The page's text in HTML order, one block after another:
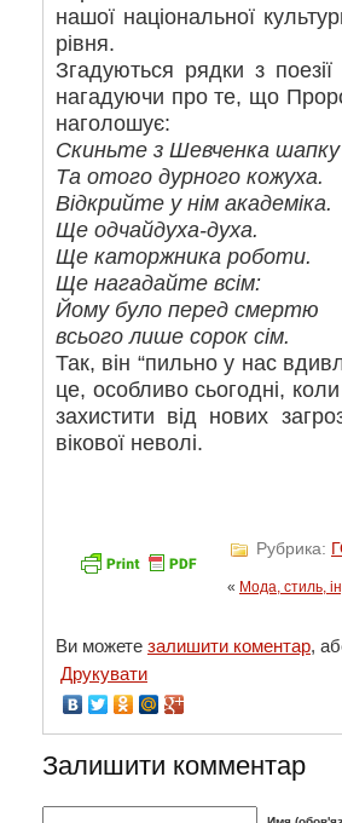
нашої національної
рівня.
Згадуються рядки з
нагадуючи про те, що
наголошує:
Скиньте з Шевченка шапку
Та отого дурного кожуха.
Відкрийте у нім академіка.
Ще одчайдуха-духа.
Ще каторжника роботи.
Ще нагадайте всім:
Йому було перед смертю
всього лише сорок сім.
Так, він “пильно у нас
це, особливо сьогодні,
захистити від нових
вікової неволі.
Рубрика:
« Мода, стиль,
Ви можете залишити коментар,
Друкувати
Залишити комментар